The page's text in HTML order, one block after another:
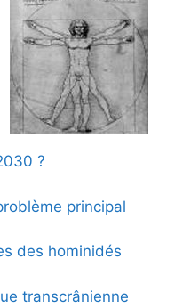
?
principal
des hominidés
transcrânienne